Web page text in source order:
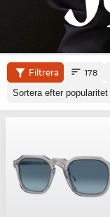
Filtrera 178